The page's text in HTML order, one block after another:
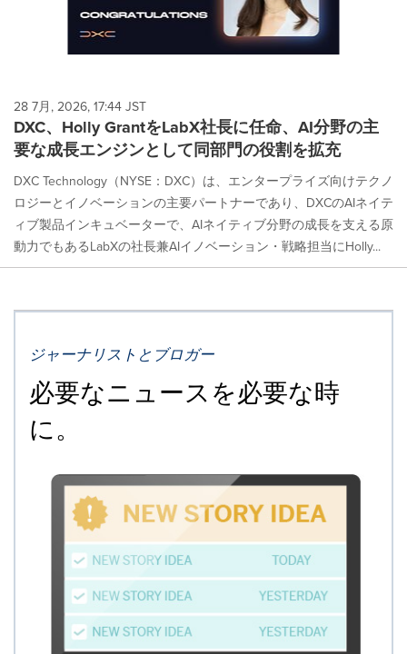
28 7月, 2026, 17:44 JST
DXC、Holly GrantをLabX社長に任命、AI分野の主
要な成長エンジンとして同部門の役割を拡充
DXC Technology（NYSE：DXC）は、エンタープライズ向けテクノ
ロジーとイノベーションの主要パートナーであり、DXCのAIネイテ
ィブ製品インキュベーターで、AIネイティブ分野の成長を支える原
動力でもあるLabXの社長兼AIイノベーション・戦略担当にHolly...
ジャーナリストとブロガー
必要なニュースを必要な時
に。